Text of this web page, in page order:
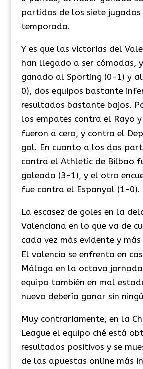
partidos de los siete
temporada.
Y es que las victorias del
han llegado a ser cómodas,
ganado al Sporting (0-1) y
0), dos equipos bastante
resultados bastante bajos.
los empates contra el Rayo
fueron a cero, y contra el
gol. En cuanto a los dos
contra el Athletic de Bilbao
goleada (3-1), y el otro
fue contra el Espanyol (1-0).
La escasez de goles en la
Valenciana en lo que va de
cada vez más evidente y
El valencia se enfrenta en
Málaga en la octava
equipo también en mal
nuevo debería ganar sin
Muy contrariamente, en la
League el equipo ché está
resultados positivos y se
de las apuestas online más